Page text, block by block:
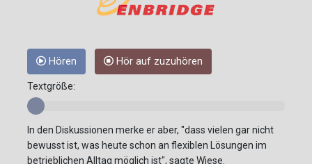
Hören Hör auf zuzuhören
Textgröße:
In den Diskussionen merke er aber, "dass vielen gar nicht
bewusst ist, was heute schon an flexiblen Lösungen im
betrieblichen Alltag möglich ist", sagte Wiese.